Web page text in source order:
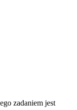
zadaniem jest